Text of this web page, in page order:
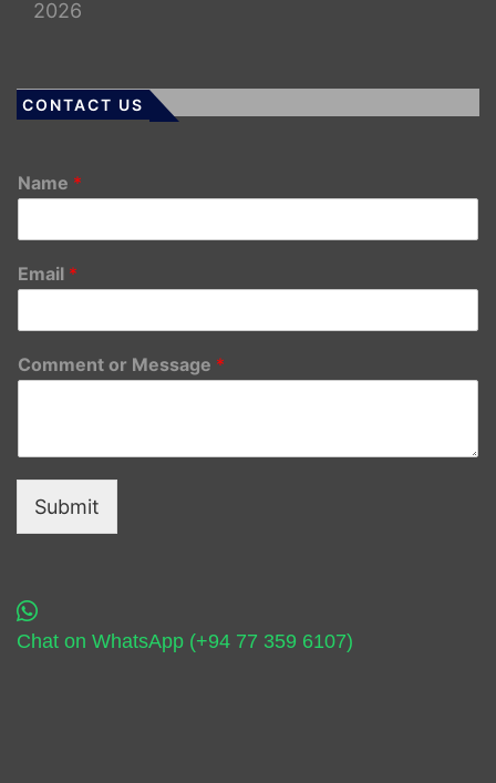
2026
CONTACT US
Name *
Email *
Comment or Message *
Submit
Chat on WhatsApp (+94 77 359 6107)